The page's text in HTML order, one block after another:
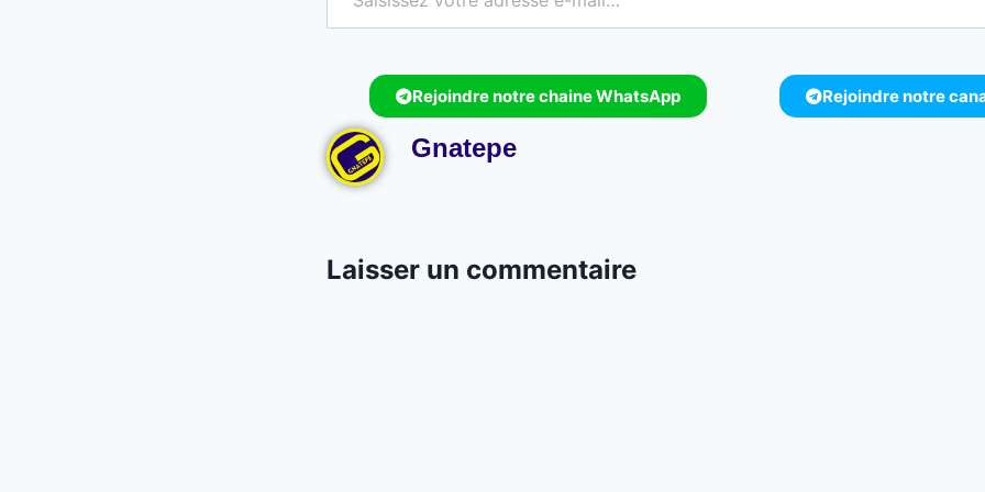
Rejoindre notre chaine WhatsApp Rejoindre notre
Gnatepe
Laisser un commentaire